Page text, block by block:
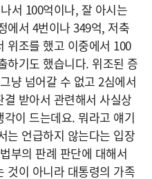
서 100억이나, 잘 아시는
에서 4번이나 349억, 저축
위조를 했고 이중에서 100
하기도 했습니다. 위조된 증
냥 넘어갈 수 없고 2심에서
받아서 관련해서 사실상
이 드는데요. 뭐라고 얘기
는 언급하지 않는다는 입장
부의 판례 판단에 대해서
것이 아니라 대통령의 가족